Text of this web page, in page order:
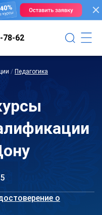
78-62
/ Педагогика
о